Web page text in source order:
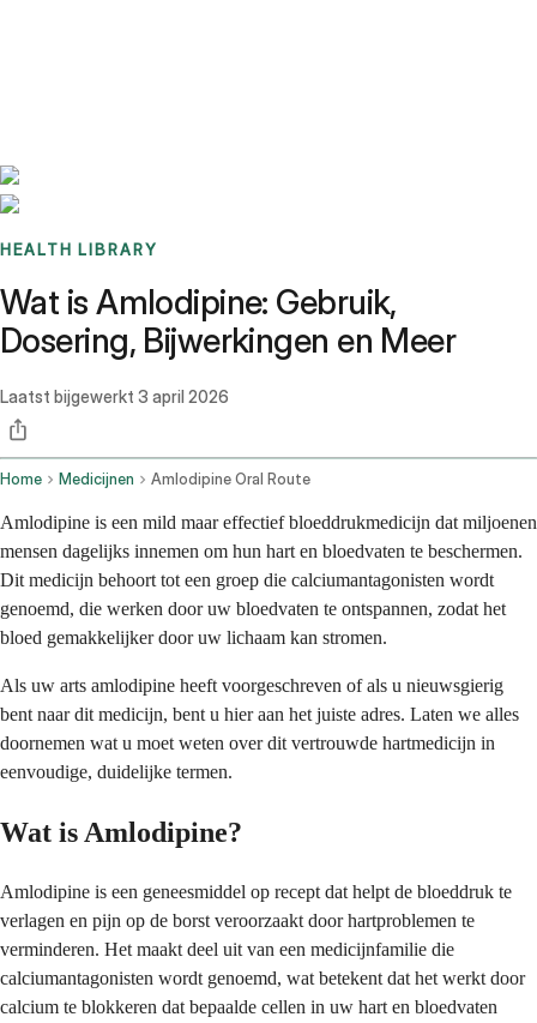
HEALTH LIBRARY
Wat is Amlodipine: Gebruik,
Dosering, Bijwerkingen en Meer
Laatst bijgewerkt 3 april 2026
Home Medicijnen Amlodipine Oral Route
Amlodipine is een mild maar effectief bloeddrukmedicijn dat miljoenen
mensen dagelijks innemen om hun hart en bloedvaten te beschermen.
Dit medicijn behoort tot een groep die calciumantagonisten wordt
genoemd, die werken door uw bloedvaten te ontspannen, zodat het
bloed gemakkelijker door uw lichaam kan stromen.
Als uw arts amlodipine heeft voorgeschreven of als u nieuwsgierig
bent naar dit medicijn, bent u hier aan het juiste adres. Laten we alles
doornemen wat u moet weten over dit vertrouwde hartmedicijn in
eenvoudige, duidelijke termen.
Wat is Amlodipine?
Amlodipine is een geneesmiddel op recept dat helpt de bloeddruk te
verlagen en pijn op de borst veroorzaakt door hartproblemen te
verminderen. Het maakt deel uit van een medicijnfamilie die
calciumantagonisten wordt genoemd, wat betekent dat het werkt door
calcium te blokkeren dat bepaalde cellen in uw hart en bloedvaten